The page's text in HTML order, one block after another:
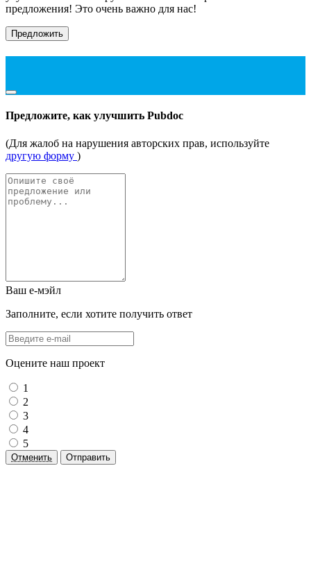
предложения! Это очень важно для нас!
Предложить
Предложите, как улучшить Pubdoc
(Для жалоб на нарушения авторских прав, используйте
другую форму )
Ваш е-мэйл
Заполните, если хотите получить ответ
Оцените наш проект
1
2
3
4
5
Отменить Отправить